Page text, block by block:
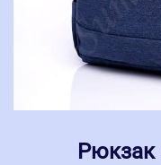
Рюкзак